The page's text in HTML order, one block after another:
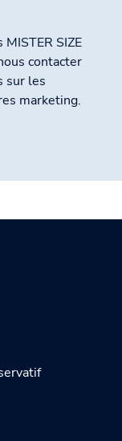
SIZE
contacter
sur les
marketing.